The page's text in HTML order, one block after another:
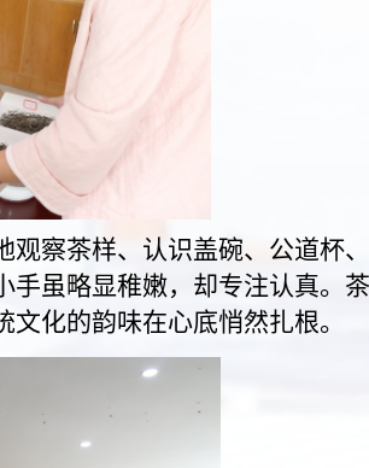
察茶样、认识盖碗、公道杯
虽略显稚嫩，却专注认真。
化的韵味在心底悄然扎根。